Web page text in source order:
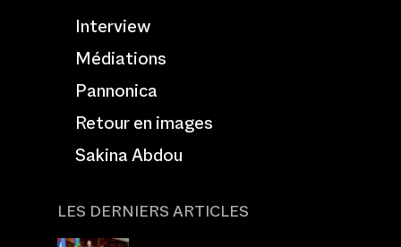
Interview
Médiations
Pannonica
Retour en images
Sakina Abdou
LES DERNIERS ARTICLES